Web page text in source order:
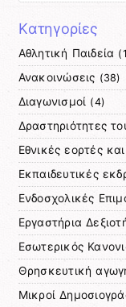
Kατηγορίες
Αθλητική Παιδεία
Ανακοινώσεις (38)
Διαγωνισμοί (4)
Δραστηριότητες
Εθνικές εορτές
Εκπαιδευτικές
Ενδοσχολικές
Εργαστήρια
Εσωτερικός
Θρησκευτική
Μικροί